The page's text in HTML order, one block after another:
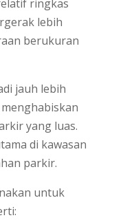
ringkas
lebih
berukuran
jauh lebih
yang luas.
di kawasan
parkir.
untuk